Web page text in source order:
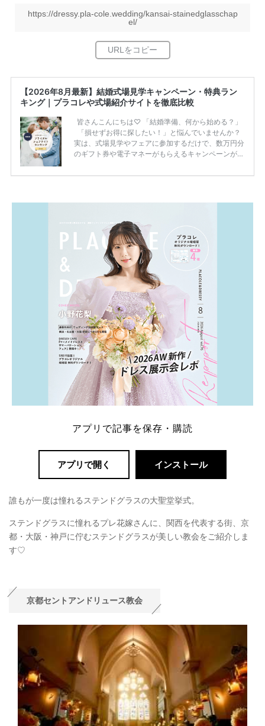
https://dressy.pla-cole.wedding/kansai-stainedglasschap
el/
【2026年8月最新】結婚式場見学キャンペーン・特典ラン
キング｜プラコレや式場紹介サイトを徹底比較
皆さんこんにちは♡ 「結婚準備、何から始める？」
「損せずお得に探したい！」と悩んでいませんか？
実は、式場見学やフェアに参加するだけで、数万円分
のギフト券や電子マネーがもらえるキャンペーンがあ
ため、比較せずに選ぶと損をしてしまうことも……。
一番お得？」「プラコレの特典は？」といった疑問も
解決します。 まずは診断で候補を絞れる「ウェディ
ング診断」か、体験型 […]続きを読む
アプリで記事を保存・購読
アプリで開く インストール
誰もが一度は憧れるステンドグラスの大聖堂挙式。
ステンドグラスに憧れるプレ花嫁さんに、関西を代表する街、京
都・大阪・神戸に佇むステンドグラスが美しい教会をご紹介しま
す♡
京都セントアンドリュース教会